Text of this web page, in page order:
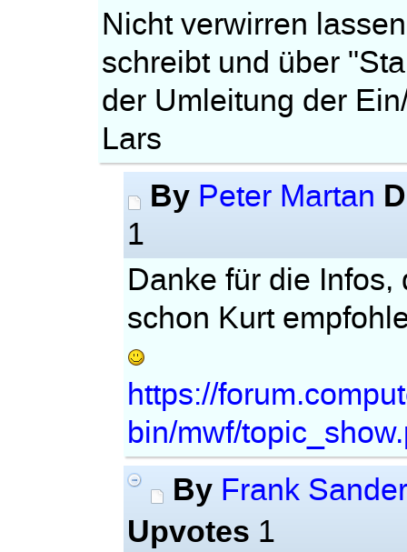
Nicht verwirren
schreibt und über
der Umleitung der
Lars
By Peter Martan
1
Danke für die
schon Kurt
https://
bin/mwf/
By Frank
Upvotes 1